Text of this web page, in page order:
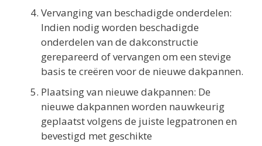
Vervanging van beschadigde onderdelen:
Indien nodig worden beschadigde
onderdelen van de dakconstructie
gerepareerd of vervangen om een stevige
basis te creëren voor de nieuwe dakpannen.
Plaatsing van nieuwe dakpannen: De
nieuwe dakpannen worden nauwkeurig
geplaatst volgens de juiste legpatronen en
bevestigd met geschikte